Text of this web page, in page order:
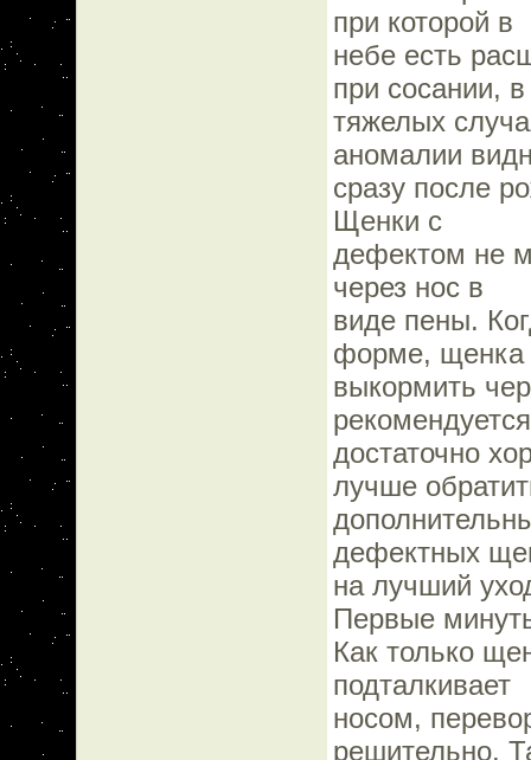
при которой в
небе есть
при сосании, в
тяжелых
аномалии
сразу после
Щенки с
дефектом не
через нос в
виде пены.
форме, щенка
выкормить
достаточно
лучше
дефектных
на лучший
Первые
Как только
подталкивает
носом,
решительно.